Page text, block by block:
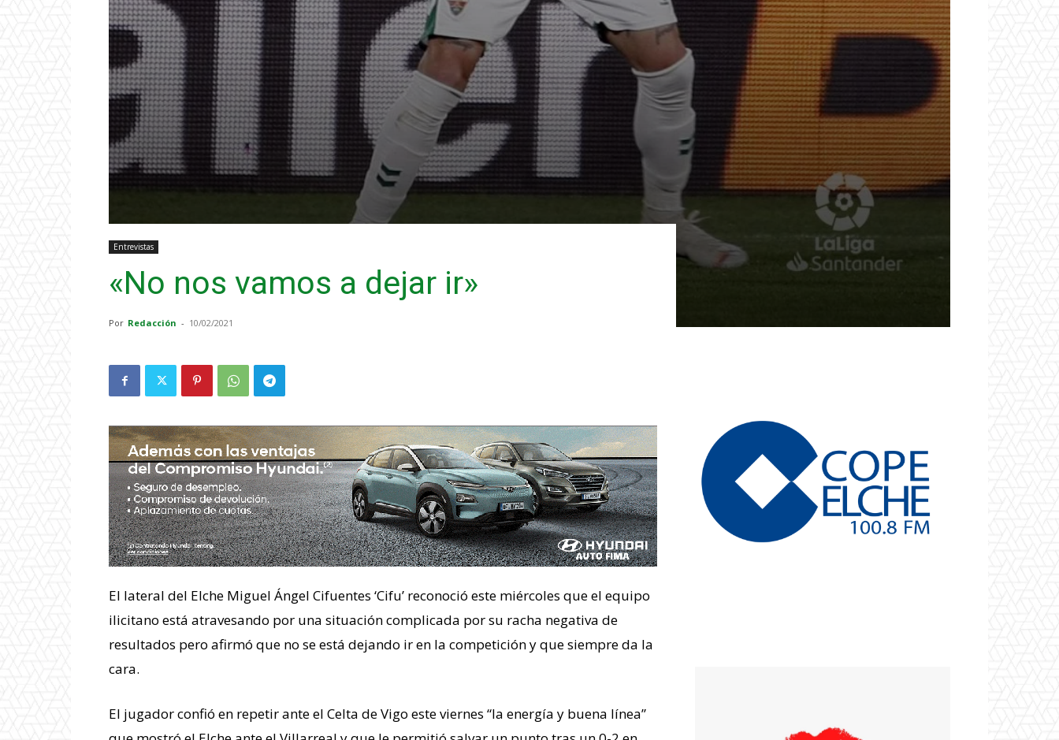
Entrevistas
«No nos vamos a dejar ir»
Por Redacción - 10/02/2021
El lateral del Elche Miguel Ángel Cifuentes ‘Cifu’ reconoció este miércoles que el equipo
ilicitano está atravesando por una situación complicada por su racha negativa de
resultados pero afirmó que no se está dejando ir en la competición y que siempre da la
cara.
El jugador confió en repetir ante el Celta de Vigo este viernes “la energía y buena línea”